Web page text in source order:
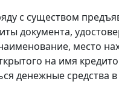
с существом
документа,
место
на имя
денежные средства